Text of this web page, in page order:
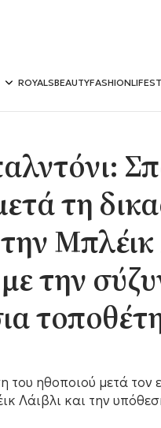
ROYALSBEAUTYFASHION
τη
Μπλέικ
την
ηθοποιού μετά τον
Λάιβλι και την